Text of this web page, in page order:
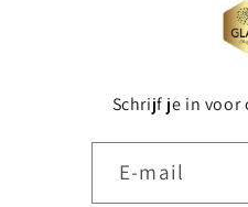
Schrijf je in
E‑mail